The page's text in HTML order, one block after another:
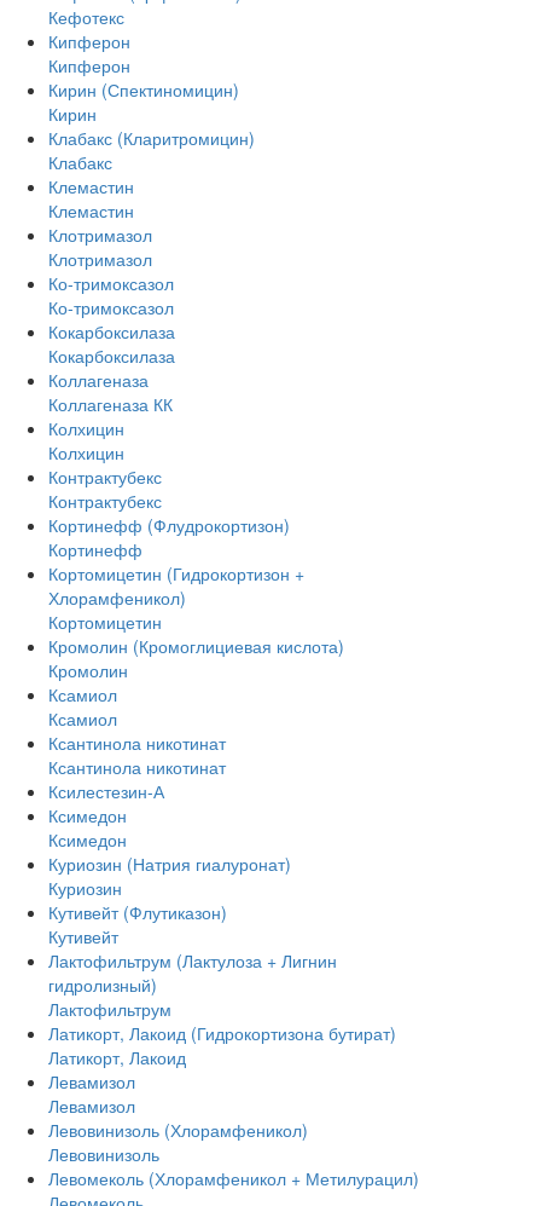
Кефотекс
Кипферон
Кипферон
Кирин (Спектиномицин)
Кирин
Клабакс (Кларитромицин)
Клабакс
Клемастин
Клемастин
Клотримазол
Клотримазол
Ко-тримоксазол
Ко-тримоксазол
Кокарбоксилаза
Кокарбоксилаза
Коллагеназа
Коллагеназа КК
Колхицин
Колхицин
Контрактубекс
Контрактубекс
Кортинефф (Флудрокортизон)
Кортинефф
Кортомицетин (Гидрокортизон +
Хлорамфеникол)
Кортомицетин
Кромолин (Кромоглициевая кислота)
Кромолин
Ксамиол
Ксамиол
Ксантинола никотинат
Ксантинола никотинат
Ксилестезин-А
Ксимедон
Ксимедон
Куриозин (Натрия гиалуронат)
Куриозин
Кутивейт (Флутиказон)
Кутивейт
Лактофильтрум (Лактулоза + Лигнин
гидролизный)
Лактофильтрум
Латикорт, Лакоид (Гидрокортизона бутират)
Латикорт, Лакоид
Левамизол
Левамизол
Левовинизоль (Хлорамфеникол)
Левовинизоль
Левомеколь (Хлорамфеникол + Метилурацил)